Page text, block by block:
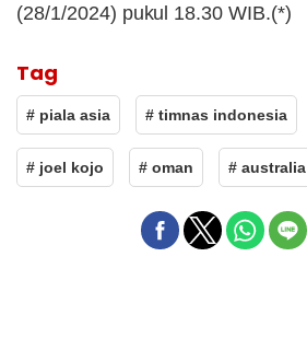
(28/1/2024) pukul 18.30 WIB.(*)
Tag
# piala asia # timnas indonesia
# joel kojo # oman # australia